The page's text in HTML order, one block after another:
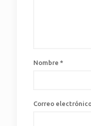
Nombre *
Correo